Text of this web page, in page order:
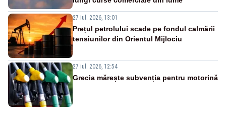
27 iul. 2026, 13:01
Prețul petrolului scade pe fondul calmării
tensiunilor din Orientul Mijlociu
27 iul. 2026, 12:54
Grecia mărește subvenția pentru motorină